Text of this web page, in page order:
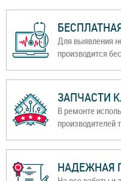
Для выявления
производится
ЗАПЧАСТИ
В ремонте
производителей
НАДЕЖНАЯ